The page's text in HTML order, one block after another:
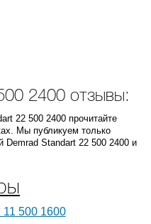
2400 отзывы:
22 500 2400 прочитайте
Мы публикуем только
Demrad Standart 22 500 2400 и
11 500 1600